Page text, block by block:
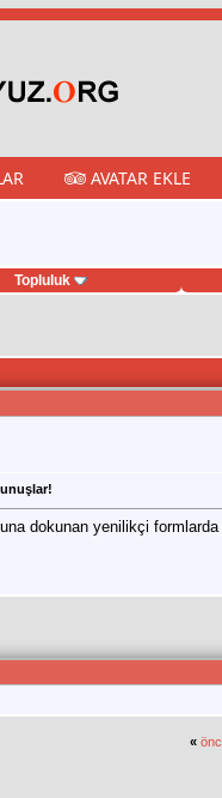
AVATAR EKLE
Topluluk
dokunan yenilikçi
«